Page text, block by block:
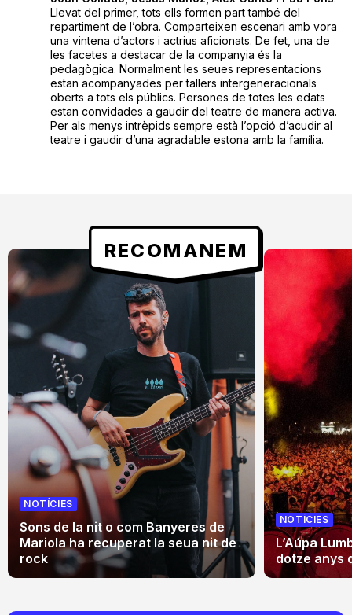
Llevat del primer, tots ells formen part també del
repartiment de l’obra. Comparteixen escenari amb vora
una vintena d’actors i actrius aficionats. De fet, una de
les facetes a destacar de la companyia és la
pedagògica. Normalment les seues representacions
estan acompanyades per tallers intergeneracionals
oberts a tots els públics. Persones de totes les edats
estan convidades a gaudir del teatre de manera activa.
Per als menys intrèpids sempre està l’opció d’acudir al
teatre i gaudir d’una agradable estona amb la família.
RECOMANEM
NOTÍCIES
Sons de la nit o com Banyeres de
Mariola ha recuperat la seua nit de
rock
NOTÍCIES
L’Aúpa
dotze anys